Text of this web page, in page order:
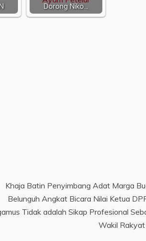
Dorong Niko…
Khaja Batin Penyimbang Adat Marga
Belunguh Angkat Bicara Nilai Ketua
Tidak adalah Sikap Profesional
Wakil Rakyat